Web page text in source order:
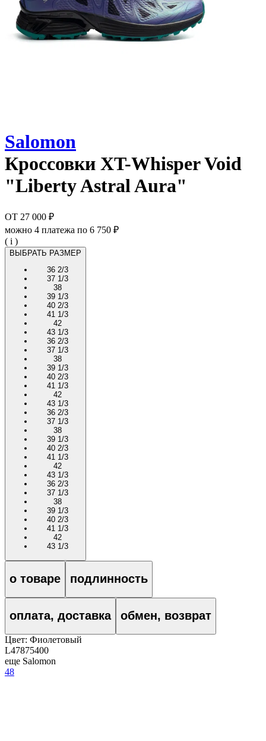
Salomon
Кроссовки XT-Whisper Void
"Liberty Astral Aura"
ОТ 27 000 ₽
можно 4 платежа по 6 750 ₽
( i )
ВЫБРАТЬ РАЗМЕР
36 2/3
37 1/3
38
39 1/3
40 2/3
41 1/3
42
43 1/3
36 2/3
37 1/3
38
39 1/3
40 2/3
41 1/3
42
43 1/3
36 2/3
37 1/3
38
39 1/3
40 2/3
41 1/3
42
43 1/3
36 2/3
37 1/3
38
39 1/3
40 2/3
41 1/3
42
43 1/3
о товаре подлинность
оплата, доставка обмен, возврат
Цвет: Фиолетовый
L47875400
еще Salomon
48